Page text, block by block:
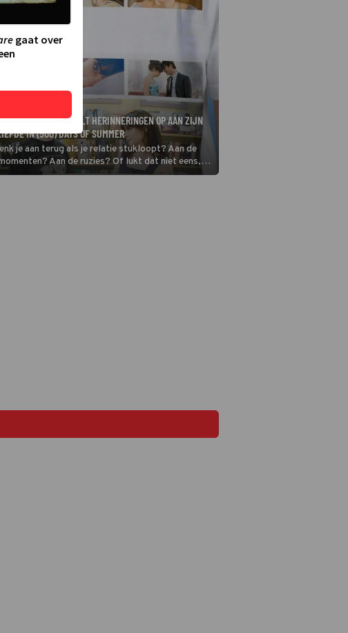
LEVITT HAALT HERINNERINGEN OP AAN ZIJN
IN (500) DAYS OF SUMMER
je aan terug als je relatie stukloopt? Aan de
Aan de ruzies? Of lukt dat niet eens,
te veel pijn doet om terug te kijken? Daarover
gaat over